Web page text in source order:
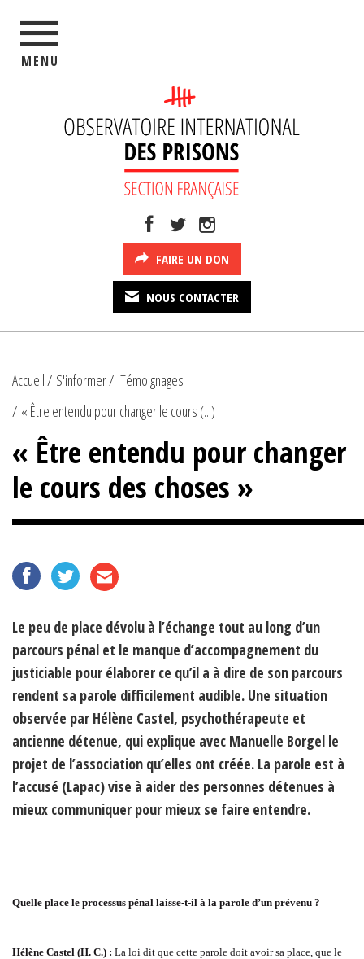
MENU
FAIRE UN DON
NOUS CONTACTER
Accueil S'informer
Témoignages
« Être entendu pour changer le cours (...)
« Être entendu pour changer
le cours des choses »
Le peu de place dévolu à l’échange tout au long d’un
parcours pénal et le manque d’accompagnement du
justiciable pour élaborer ce qu’il a à dire de son parcours
rendent sa parole difficilement audible. Une situation
observée par Hélène Castel, psychothérapeute et
ancienne détenue, qui explique avec Manuelle Borgel le
projet de l’association qu’elles ont créée. La parole est à
l’accusé (Lapac) vise à aider des personnes détenues à
mieux communiquer pour mieux se faire entendre.
Quelle place le processus pénal laisse-t-il à la parole d’un prévenu ?
Hélène Castel (H. C.) : La loi dit que cette parole doit avoir sa place, que le